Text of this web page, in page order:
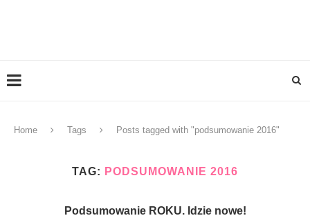
Home Tags Posts tagged with "podsumowanie 2016"
TAG: PODSUMOWANIE 2016
Podsumowanie ROKU. Idzie nowe!